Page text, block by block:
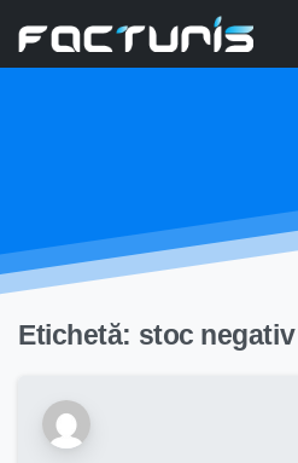
Etichetă: stoc negativ